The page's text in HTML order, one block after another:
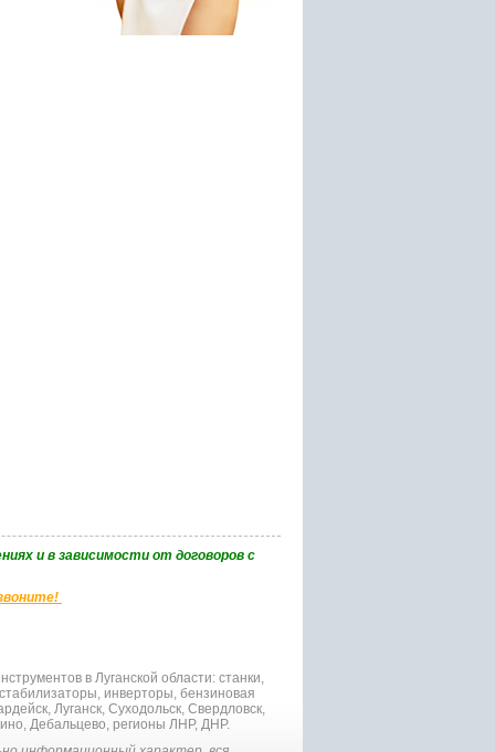
и в зависимости от договоров с
в Луганской области: станки,
инверторы, бензиновая
Луганск, Суходольск, Свердловск,
Дебальцево, регионы ЛНР, ДНР.